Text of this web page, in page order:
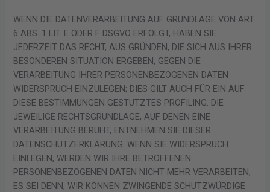
WENN DIE DATENVERARBEITUNG AUF GRUNDLAGE VON ART.
6 ABS. 1 LIT. E ODER F DSGVO ERFOLGT, HABEN SIE
JEDERZEIT DAS RECHT, AUS GRÜNDEN, DIE SICH AUS IHRER
BESONDEREN SITUATION ERGEBEN, GEGEN DIE
VERARBEITUNG IHRER PERSONENBEZOGENEN DATEN
WIDERSPRUCH EINZULEGEN; DIES GILT AUCH FÜR EIN AUF
DIESE BESTIMMUNGEN GESTÜTZTES PROFILING. DIE
JEWEILIGE RECHTSGRUNDLAGE, AUF DENEN EINE
VERARBEITUNG BERUHT, ENTNEHMEN SIE DIESER
DATENSCHUTZERKLÄRUNG. WENN SIE WIDERSPRUCH
EINLEGEN, WERDEN WIR IHRE BETROFFENEN
PERSONENBEZOGENEN DATEN NICHT MEHR VERARBEITEN,
ES SEI DENN, WIR KÖNNEN ZWINGENDE SCHUTZWÜRDIGE